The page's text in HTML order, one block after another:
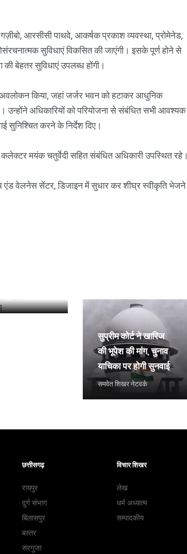
गज़ीबो, आरसीसी पाथवे, आकर्षक प्रकाश व्यवस्था, प्रोमेनेड,
सुविधाएं विकसित की जाएंगी। इसके पूर्ण होने से
बेहतर सुविधाएं उपलब्ध होंगी।
अवलोकन किया, जहां जर्जर भवन को हटाकर आधुनिक
उन्होंने अधिकारियों को परियोजना से संबंधित सभी आवश्यक
सुनिश्चित करने के निर्देश दिए।
मयंक चतुर्वेदी सहित संबंधित अधिकारी उपस्थित रहे।
नेटवर्क
सुप्रीम कोर्ट ने खारिज
की भूपेश की मांग, चुनाव
याचिका पर होगी सुनवाई
समवेत शिखर नेटवर्क
छत्तीसगढ़
रायपुर
दुर्ग संभाग
बिलासपुर
बस्तर
सरगुजा
विचार शिखर
लेख
धर्म अध्यात्म
सम्पादकीय